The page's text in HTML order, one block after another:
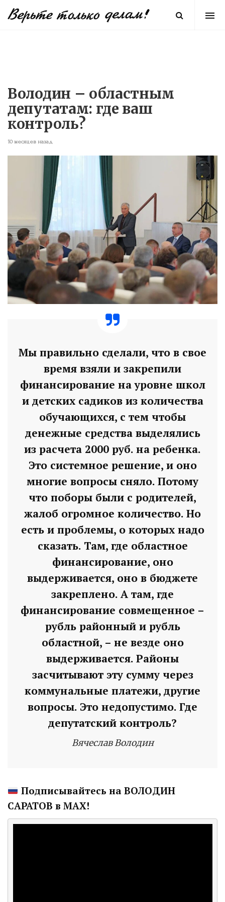
Володин – областным
депутатам: где ваш
контроль?
10 месяцев назад
Мы правильно сделали, что в свое
время взяли и закрепили
финансирование на уровне школ
и детских садиков из количества
обучающихся, с тем чтобы
денежные средства выделялись
из расчета 2000 руб. на ребенка.
Это системное решение, и оно
многие вопросы сняло. Потому
что поборы были с родителей,
жалоб огромное количество. Но
есть и проблемы, о которых надо
сказать. Там, где областное
финансирование, оно
выдерживается, оно в бюджете
закреплено. А там, где
финансирование совмещенное –
рубль районный и рубль
областной, – не везде оно
выдерживается. Районы
засчитывают эту сумму через
коммунальные платежи, другие
вопросы. Это недопустимо. Где
депутатский контроль?
Вячеслав Володин
Подписывайтесь на ВОЛОДИН
САРАТОВ в МАХ!